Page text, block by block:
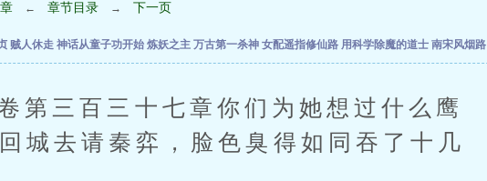
← 章节目录 → 下一页
贼人休走 神话从童子功开始 炼妖之主 万古第一杀神 女配遥指修仙路 用科学除魔的道士 南宋风烟路
百三十七章你们为她想过什么鹰
城去请秦弈，脸色臭得如同吞了十几